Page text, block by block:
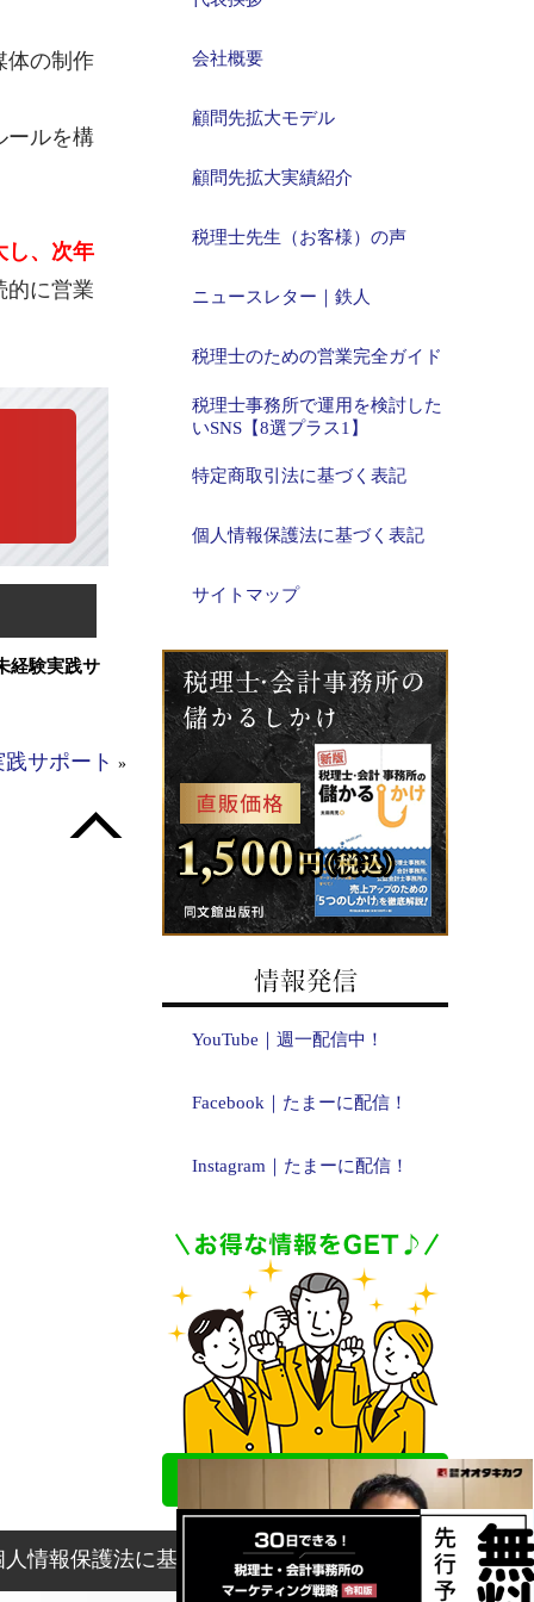
体の制作
ールを構
し、次年
的に営業
経験実践サ
サポート »
会社概要
顧問先拡大モデル
顧問先拡大実績紹介
税理士先生（お客様）の声
ニュースレター｜鉄人
税理士のための営業完全ガイド
税理士事務所で運用を検討した
いSNS【8選プラス1】
特定商取引法に基づく表記
個人情報保護法に基づく表記
サイトマップ
YouTube｜週一配信中！
Facebook｜たまーに配信！
Instagram｜たまーに配信！
人情報保護法に基づく表記